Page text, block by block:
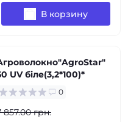
В корзину
UV біле(3,2*100)*
0
857.00 грн.